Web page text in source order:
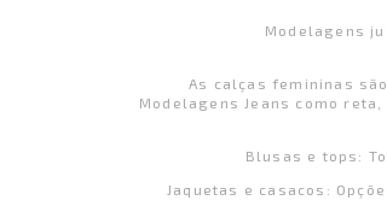
Modelagens
As calças femininas
Modelagens Jeans como
Blusas e tops:
Jaquetas e casacos: